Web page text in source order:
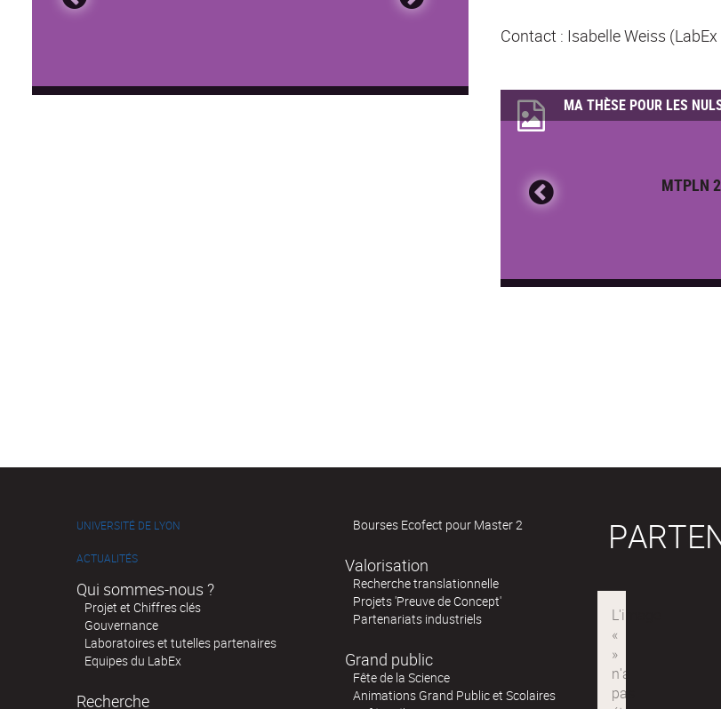
Contact : Isabelle Weiss (LabEx
MA THÈSE POUR LES
MTPLN
UNIVERSITÉ DE LYON
ACTUALITÉS
Qui sommes-nous ?
Projet et Chiffres clés
Gouvernance
Laboratoires et tutelles partenaires
Equipes du LabEx
Recherche
Bourses Ecofect pour Master 2
Valorisation
Recherche translationnelle
Projets 'Preuve de Concept'
Partenariats industriels
Grand public
Fête de la Science
Animations Grand Public et Scolaires